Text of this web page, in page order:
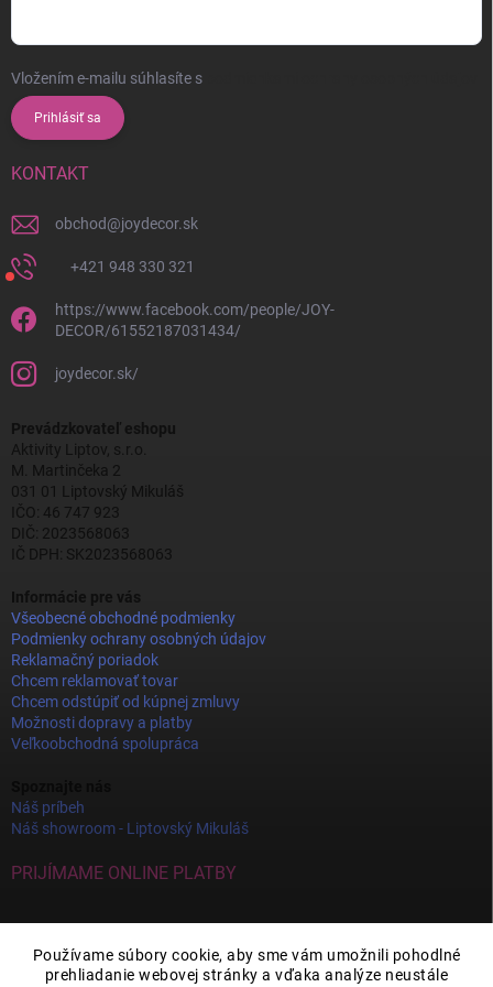
Používame súbory cookie, aby sme vám umožnili pohodlné
prehliadanie webovej stránky a vďaka analýze neustále
Vložením e-mailu súhlasíte s
Prihlásiť sa
KONTAKT
obchod@joydecor.sk
+421 948 330 321
https://www.facebook.com/people/JOY-
DECOR/61552187031434/
joydecor.sk/
Prevádzkovateľ eshopu
Aktivity Liptov, s.r.o.
M. Martinčeka 2
031 01 Liptovský Mikuláš
IČO: 46 747 923
DIČ: 2023568063
IČ DPH: SK2023568063
Informácie pre vás
Všeobecné obchodné podmienky
Podmienky ochrany osobných údajov
Reklamačný poriadok
Chcem reklamovať tovar
Chcem odstúpiť od kúpnej zmluvy
Možnosti dopravy a platby
Veľkoobchodná spolupráca
Náš príbeh
Náš showroom - Liptovský Mikuláš
PRIJÍMAME ONLINE PLATBY